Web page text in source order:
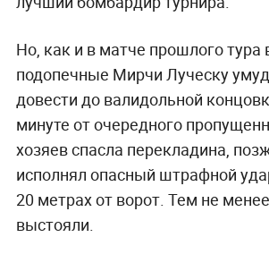
Но, как и в матче прошлого тура
подопечные Мирчи Луческу
довести до валидольной
минуте от очередного
хозяев спасла перекладина,
исполнял опасный штрафной
20 метрах от ворот. Тем не
выстояли.